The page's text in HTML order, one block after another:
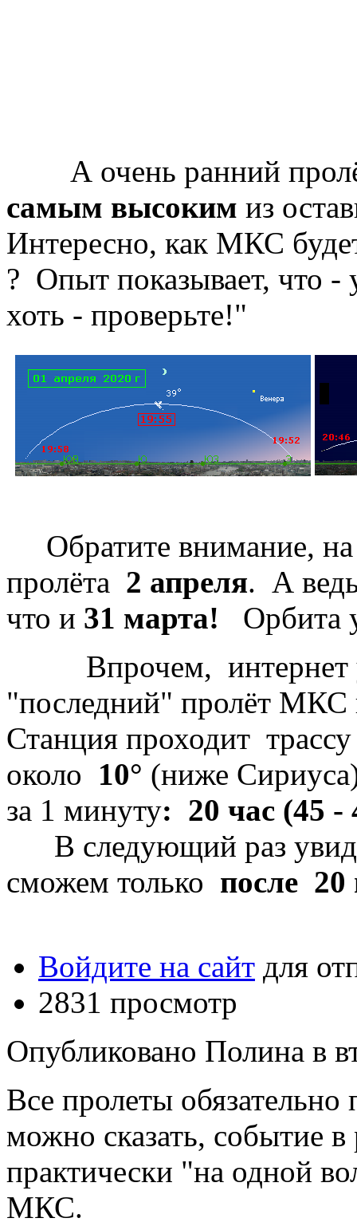
А очень ранний
самым высоким из
Интересно, как МКС
? Опыт показывает, что -
хоть - проверьте!"
Обратите внимание, на
пролёта 2 апреля. А
что и 31 марта!
Орбита
Впрочем, интернет
"последний" пролёт МКС
Станция проходит
около 10° (ниже
за 1 минуту: 20 час (45 -
В следующий раз
сможем только после
Войдите на сайт для
2831 просмотр
Опубликовано Полина в
Все пролеты
можно сказать, событие
практически "на одной
МКС.